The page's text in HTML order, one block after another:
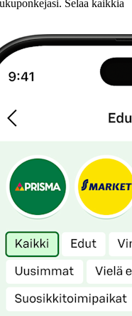
Selaa kaikkia